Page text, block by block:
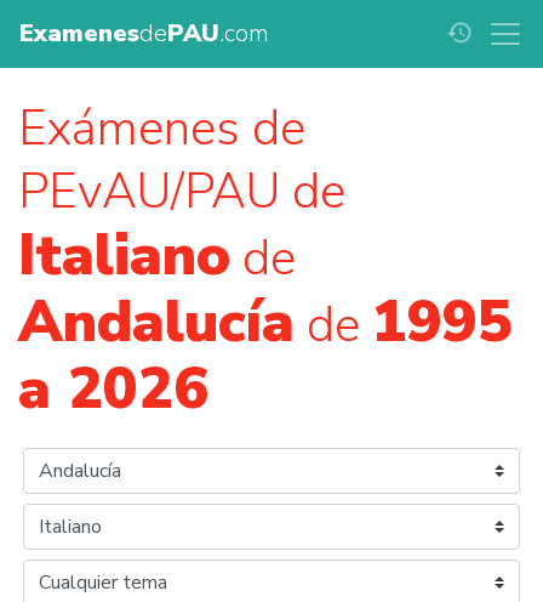
ExamenesdePAU.com history
Exámenes de
PEvAU/PAU de
Italiano de
Andalucía de 1995
a 2026